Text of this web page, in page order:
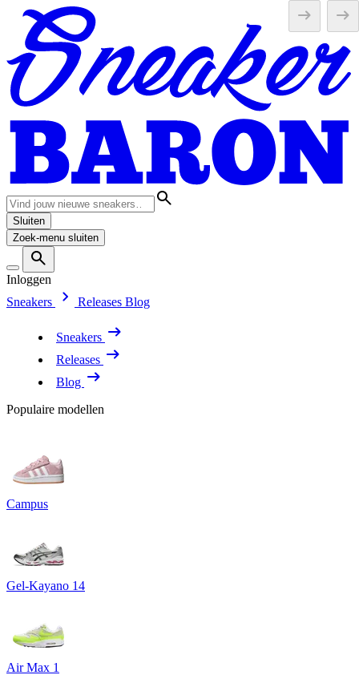
Sluiten
Zoek-menu sluiten
Inloggen
Sneakers
Releases Blog
Sneakers
Releases
Blog
Populaire modellen
Campus
Gel-Kayano 14
Air Max 1